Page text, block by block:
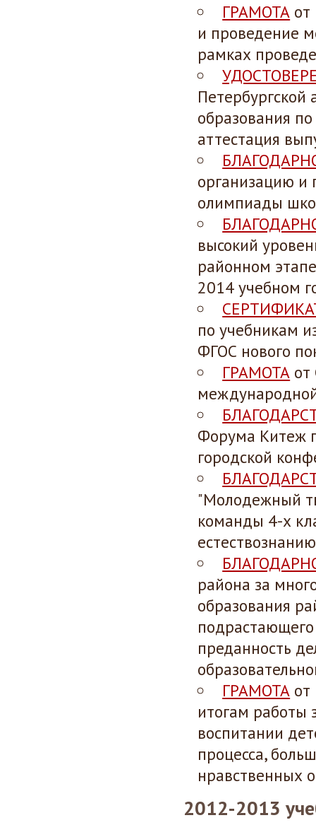
ГРАМОТА
и проведение
рамках
Петербургской
образования
аттестация
организацию и
олимпиады
высокий
районном
2014 учебном
по учебникам
ФГОС нового
ГРАМОТА от
Форума Китеж
городской
"Молодежный
команды 4-х
района за
образования
преданность
ГРАМОТА
итогам работы
воспитании
процесса,
нравственных
2012-2013